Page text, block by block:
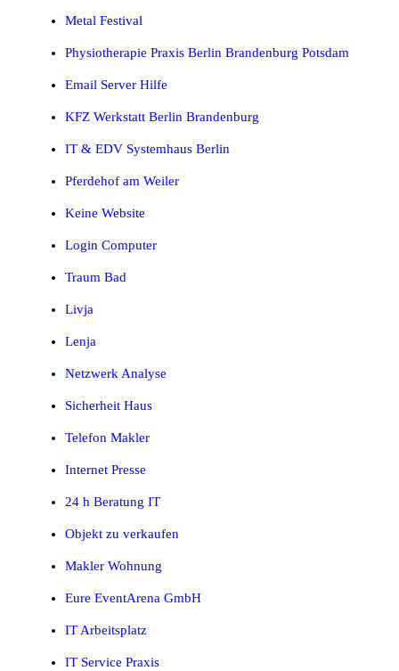
Metal Festival
Physiotherapie Praxis Berlin Brandenburg Potsdam
Email Server Hilfe
KFZ Werkstatt Berlin Brandenburg
IT & EDV Systemhaus Berlin
Pferdehof am Weiler
Keine Website
Login Computer
Traum Bad
Livja
Lenja
Netzwerk Analyse
Sicherheit Haus
Telefon Makler
Internet Presse
24 h Beratung IT
Objekt zu verkaufen
Makler Wohnung
Eure EventArena GmbH
IT Arbeitsplatz
IT Service Praxis